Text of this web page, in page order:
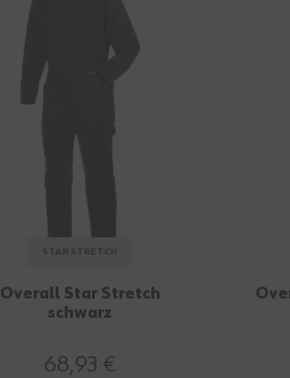
Overall Star Stretch
schwarz
68,93 €